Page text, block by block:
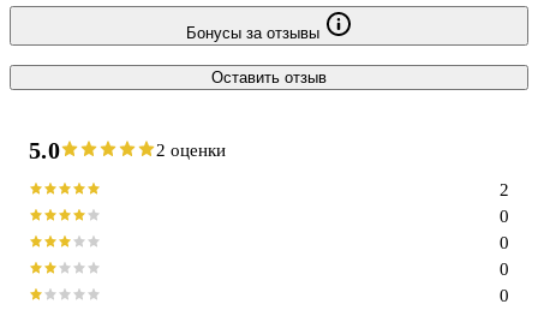
Бонусы за отзывы
Оставить отзыв
5.0 2 оценки
0
0
0
0
2